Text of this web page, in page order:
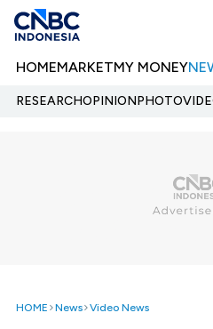
HOMEMARKETMY MONEY
RESEARCHOPINIONPHOTO
HOME News Video News